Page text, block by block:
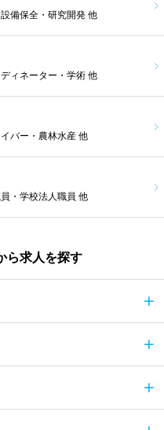
備保全・研究開発 他
ィネーター・学術 他
バー・農林水産 他
・学校法人職員 他
ら求人を探す